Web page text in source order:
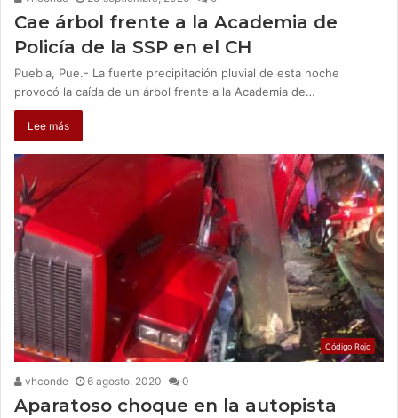
Cae árbol frente a la Academia de
Policía de la SSP en el CH
Puebla, Pue.- La fuerte precipitación pluvial de esta noche
provocó la caída de un árbol frente a la Academia de…
Lee más
Código Rojo
vhconde 6 agosto, 2020 0
Aparatoso choque en la autopista